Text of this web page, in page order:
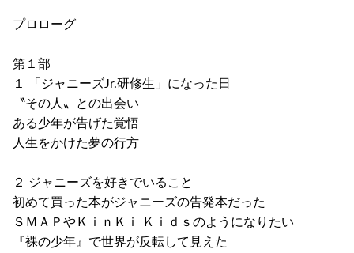
プロローグ
第１部
１ 「ジャニーズJr.研修生」になった日
〝その人〟との出会い
ある少年が告げた覚悟
人生をかけた夢の行方
２ ジャニーズを好きでいること
初めて買った本がジャニーズの告発本だった
ＳＭＡＰやＫｉｎＫｉ Ｋｉｄｓのようになりたい
『裸の少年』で世界が反転して見えた